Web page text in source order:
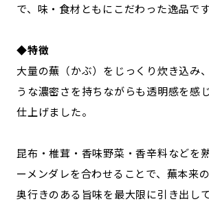
で、味・食材ともにこだわった逸品です
◆特徴
大量の蕪（かぶ）をじっくり炊き込み
うな濃密さを持ちながらも透明感を感
仕上げました。
昆布・椎茸・香味野菜・香辛料などを
ーメンダレを合わせることで、蕪本来
奥行きのある旨味を最大限に引き出し